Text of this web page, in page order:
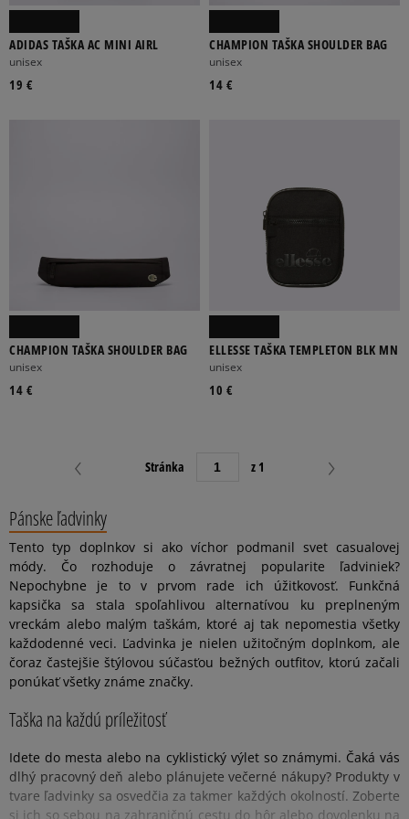
ADIDAS TAŠKA AC MINI AIRL
unisex
19 €
CHAMPION TAŠKA SHOULDER BAG
unisex
14 €
CHAMPION TAŠKA SHOULDER BAG
unisex
14 €
ELLESSE TAŠKA TEMPLETON BLK MN
unisex
10 €
Stránka z 1
Pánske ľadvinky
Tento typ doplnkov si ako víchor podmanil svet casualovej
módy. Čo rozhoduje o závratnej popularite ľadviniek?
Nepochybne je to v prvom rade ich úžitkovosť. Funkčná
kapsička sa stala spoľahlivou alternatívou ku preplneným
vreckám alebo malým taškám, ktoré aj tak nepomestia všetky
každodenné veci. Ľadvinka je nielen užitočným doplnkom, ale
čoraz častejšie štýlovou súčasťou bežných outfitov, ktorú začali
ponúkať všetky známe značky.
Taška na každú príležitosť
Idete do mesta alebo na cyklistický výlet so známymi. Čaká vás
dlhý pracovný deň alebo plánujete večerné nákupy? Produkty v
tvare ľadvinky sa osvedčia za takmer každých okolností. Zoberte
si ich so sebou na zahraničnú cestu do hôr alebo dovolenku na